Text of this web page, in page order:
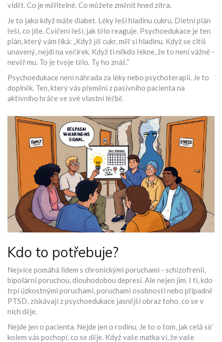
vidět. Co je měřitelné. Co můžete změnit hned zítra.
Je to jako když máte diabet. Léky řeší hladinu cukru. Dietní plán
řeší, co jíte. Cvičení řeší, jak tělo reaguje. Psychoedukace je ten
plán, který vám říká: „Když jíš cukr, měř si hladinu. Když se cítíš
unavený, nejdi na večírek. Když ti někdo řekne, že to není vážné -
nevěř mu. To je tvoje tělo. Ty ho znáš.“
Psychoedukace není náhrada za léky nebo psychoterapii. Je to
doplněk. Ten, který vás přemění z pasivního pacienta na
aktivního hráče ve své vlastní léčbě.
Kdo to potřebuje?
Nejvíce pomáhá lidem s chronickými poruchami - schizofrenií,
bipolární poruchou, dlouhodobou depresí. Ale nejen jim. I ti, kdo
trpí úzkostnými poruchami, poruchami osobnosti nebo případně
PTSD, získávají z psychoedukace jasnější obraz toho, co se v
nich děje.
Nejde jen o pacienta. Nejde jen o rodinu. Je to o tom, jak celá síť
kolem vás pochopí, co se děje. Když vaše matka ví, že vaše